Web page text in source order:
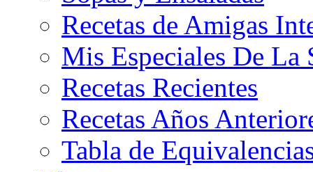
Recetas de Amigas
Mis Especiales De La
Recetas Recientes
Recetas Años
Tabla de